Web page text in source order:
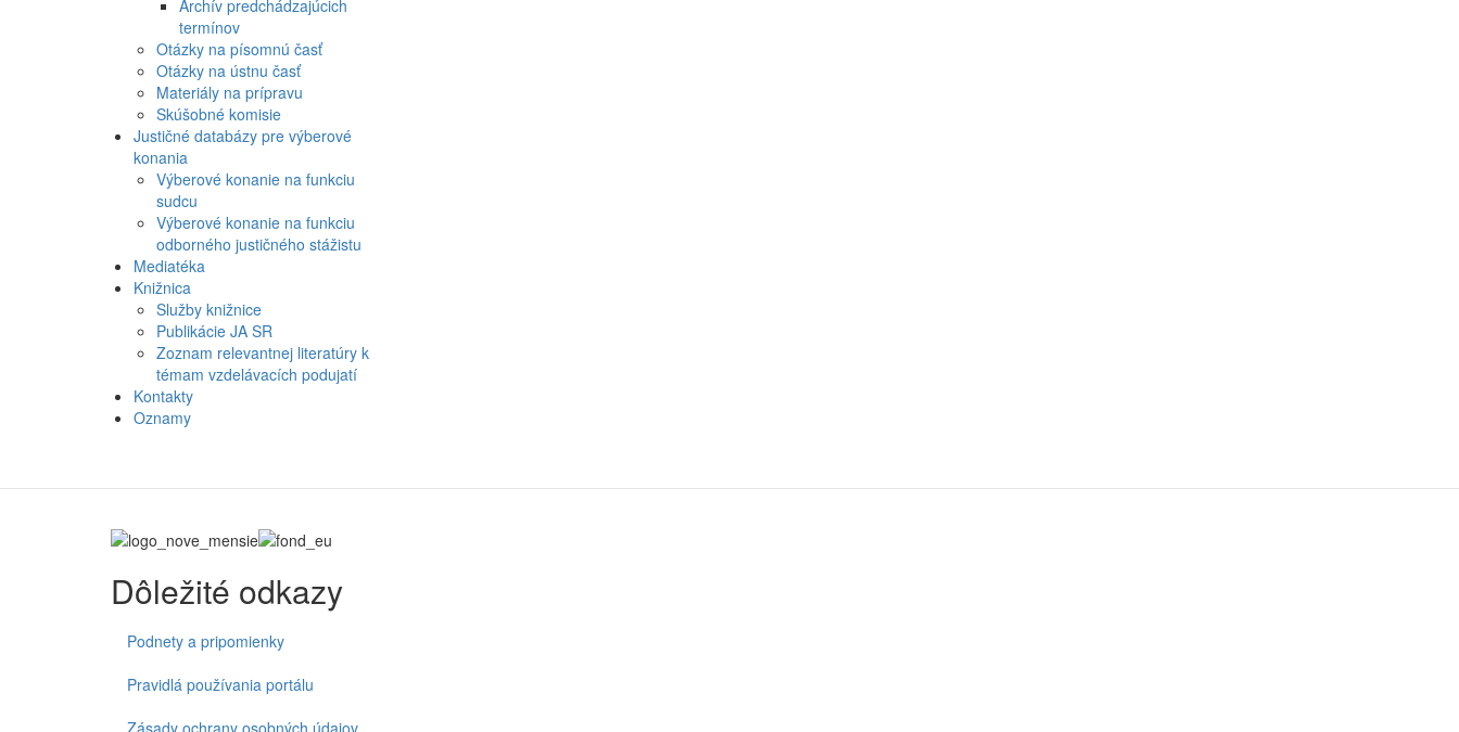
Archív predchádzajúcich
termínov
Otázky na písomnú časť
Otázky na ústnu časť
Materiály na prípravu
Skúšobné komisie
Justičné databázy pre výberové
konania
Výberové konanie na funkciu
sudcu
Výberové konanie na funkciu
odborného justičného stážistu
Mediatéka
Knižnica
Služby knižnice
Publikácie JA SR
Zoznam relevantnej literatúry k
témam vzdelávacích podujatí
Kontakty
Oznamy
Dôležité odkazy
Podnety a pripomienky
Pravidlá používania portálu